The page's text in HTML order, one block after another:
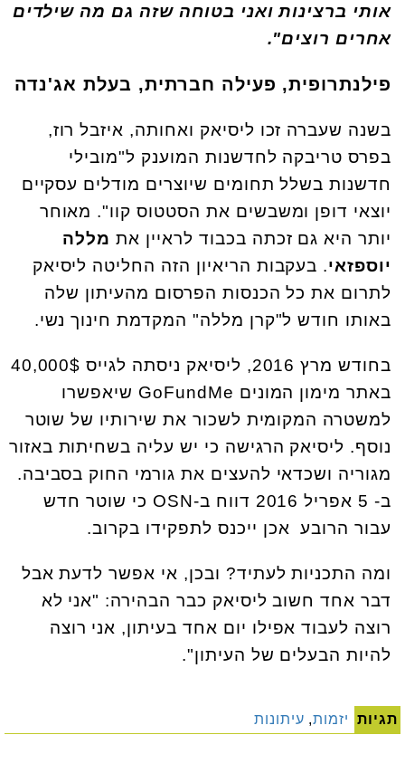
אותי ברצינות ואני בטוחה שזה גם מה שילדים
אחרים רוצים".
פילנתרופית, פעילה חברתית, בעלת אג'נדה
בשנה שעברה זכו ליסיאק ואחותה, איזבל רוז,
בפרס טריבקה לחדשנות המוענק ל"מובילי
חדשנות בשלל תחומים שיוצרים מודלים עסקיים
יוצאי דופן ומשבשים את הסטטוס קוו". מאוחר
יותר היא גם זכתה בכבוד לראיין את מללה
יוספזאי. בעקבות הריאיון הזה החליטה ליסיאק
לתרום את כל הכנסות הפרסום מהעיתון שלה
באותו חודש ל"קרן מללה" המקדמת חינוך נשי.
בחודש מרץ 2016, ליסיאק ניסתה לגייס 40,000$
באתר מימון המונים GoFundMe שיאפשרו
למשטרה המקומית לשכור את שירותיו של שוטר
נוסף. ליסיאק הרגישה כי יש עליה בשחיתות באזור
מגוריה ושכדאי להעצים את גורמי החוק בסביבה.
ב- 5 אפריל 2016 דווח ב-OSN כי שוטר חדש
עבור הרובע אכן ייכנס לתפקידו בקרוב.
ומה התכניות לעתיד? ובכן, אי אפשר לדעת אבל
דבר אחד חשוב ליסיאק כבר הבהירה: "אני לא
רוצה לעבוד אפילו יום אחד בעיתון, אני רוצה
להיות הבעלים של העיתון".
תגיות יזמות, עיתונות